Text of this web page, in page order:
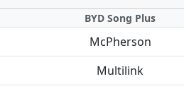
BYD Song Plus
McPherson
Multilink